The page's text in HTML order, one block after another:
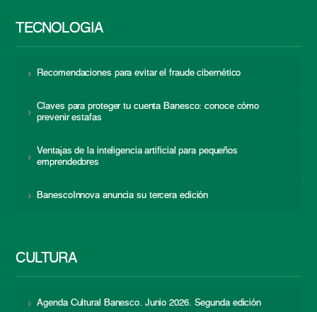
TECNOLOGÍA
Recomendaciones para evitar el fraude cibernético
Claves para proteger tu cuenta Banesco: conoce cómo
prevenir estafas
Ventajas de la inteligencia artificial para pequeños
emprendedores
BanescoInnova anuncia su tercera edición
CULTURA
Agenda Cultural Banesco. Junio 2026. Segunda edición